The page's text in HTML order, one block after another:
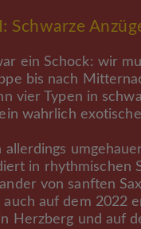
Schwarze
ein Schock: wir
bis nach
vier Typen in
wahrlich
allerdings
in rhythmischen
von sanften
auf dem 2022
Herzberg und auf